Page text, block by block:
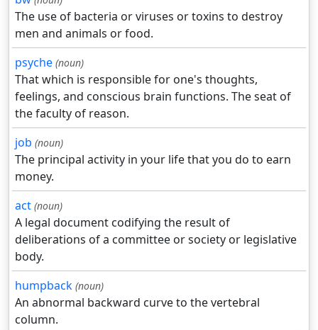
The use of bacteria or viruses or toxins to destroy
men and animals or food.
psyche (noun)
That which is responsible for one's thoughts,
feelings, and conscious brain functions. The seat of
the faculty of reason.
job (noun)
The principal activity in your life that you do to earn
money.
act (noun)
A legal document codifying the result of
deliberations of a committee or society or legislative
body.
humpback (noun)
An abnormal backward curve to the vertebral
column.